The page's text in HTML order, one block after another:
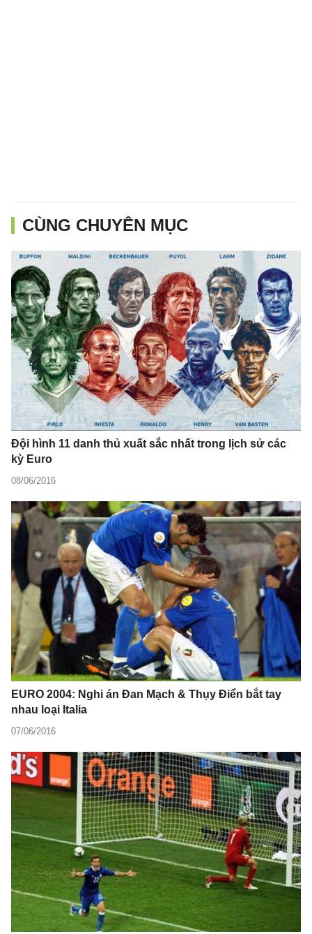
CÙNG CHUYÊN MỤC
Đội hình 11 danh thủ xuất sắc nhất trong lịch sử các
kỳ Euro
08/06/2016
EURO 2004: Nghi án Đan Mạch & Thụy Điển bắt tay
nhau loại Italia
07/06/2016